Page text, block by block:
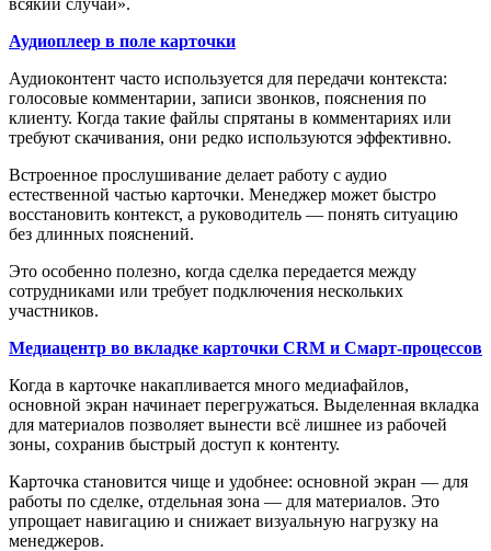
Аудиоплеер в поле карточки
Аудиоконтент часто используется для передачи контекста:
голосовые комментарии, записи звонков, пояснения по
клиенту. Когда такие файлы спрятаны в комментариях или
требуют скачивания, они редко используются эффективно.
Встроенное прослушивание делает работу с аудио
естественной частью карточки. Менеджер может быстро
восстановить контекст, а руководитель — понять ситуацию
без длинных пояснений.
Это особенно полезно, когда сделка передается между
сотрудниками или требует подключения нескольких
участников.
Медиацентр во вкладке карточки CRM и Смарт-процессов
Когда в карточке накапливается много медиафайлов,
основной экран начинает перегружаться. Выделенная вкладка
для материалов позволяет вынести всё лишнее из рабочей
зоны, сохранив быстрый доступ к контенту.
Карточка становится чище и удобнее: основной экран — для
работы по сделке, отдельная зона — для материалов. Это
упрощает навигацию и снижает визуальную нагрузку на
менеджеров.